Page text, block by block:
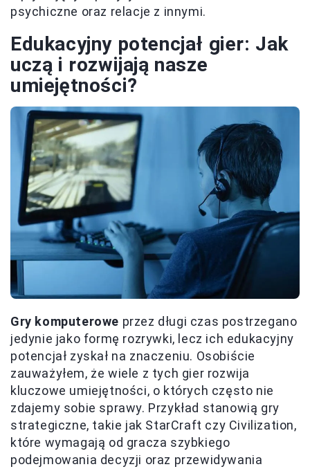
psychiczne oraz relacje z innymi.
Edukacyjny potencjał gier: Jak
uczą i rozwijają nasze
umiejętności?
Gry komputerowe przez długi czas postrzegano
jedynie jako formę rozrywki, lecz ich edukacyjny
potencjał zyskał na znaczeniu. Osobiście
zauważyłem, że wiele z tych gier rozwija
kluczowe umiejętności, o których często nie
zdajemy sobie sprawy. Przykład stanowią gry
strategiczne, takie jak StarCraft czy Civilization,
które wymagają od gracza szybkiego
podejmowania decyzji oraz przewidywania